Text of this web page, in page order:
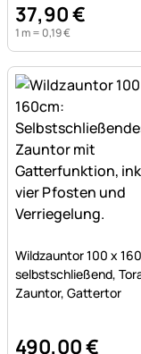
37,90€
1 m = 0,19€
Wildzauntor 100 x
selbstschließend,
Zauntor, Gattertor
490,00€